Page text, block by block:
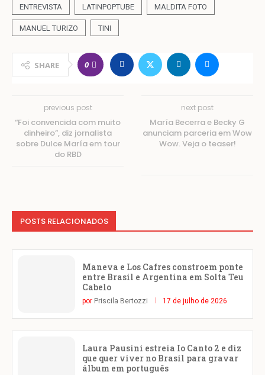
ENTREVISTA LATINPOPTUBE MALDITA FOTO
MANUEL TURIZO TINI
SHARE 0
previous post
“Foi convencida com muito
dinheiro”, diz jornalista
sobre Dulce María em tour
do RBD
next post
María Becerra e Becky G
anunciam parceria em Wow
Wow. Veja o teaser!
POSTS RELACIONADOS
Maneva e Los Cafres constroem ponte
entre Brasil e Argentina em Solta Teu
Cabelo
por Priscila Bertozzi 17 de julho de 2026
Laura Pausini estreia Io Canto 2 e diz
que quer viver no Brasil para gravar
álbum em português